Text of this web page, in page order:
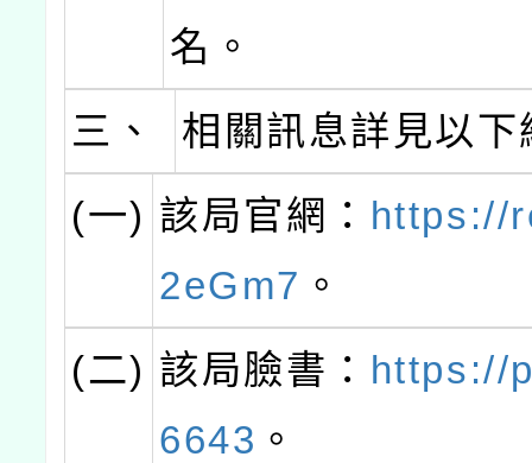
名。
三、
相關訊息詳見以下
(一) 該局官網： https://
2eGm7 。
(二) 該局臉書： https://
6643 。